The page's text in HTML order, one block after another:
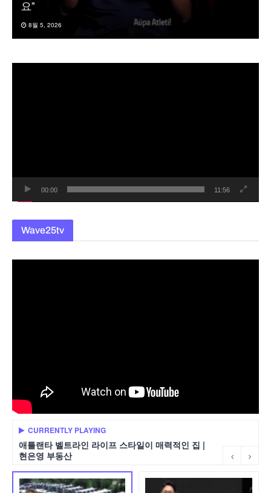
요”
8월 5, 2026
00:00 11:56
Wave25tv
CURRENTLY PLAYING
애틀랜타 벨트라인 라이프 스타일이 매력적인 집 |
현은영 부동산